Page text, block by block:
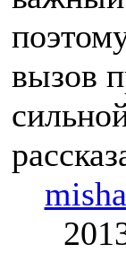
вызов